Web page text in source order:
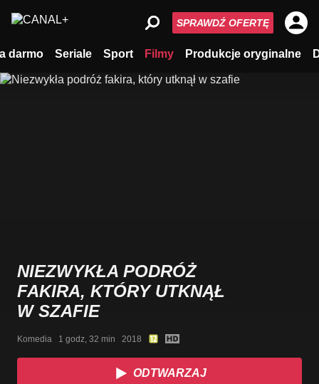
darmo Seriale Sport Filmy Produkcje oryginalne
SPRAWDŹ OFERTĘ
NIEZWYKŁA PODRÓŻ
FAKIRA, KTÓRY UTKNĄŁ
W SZAFIE
Komedia   1 godz, 32 min   2018
ODTWARZAJ